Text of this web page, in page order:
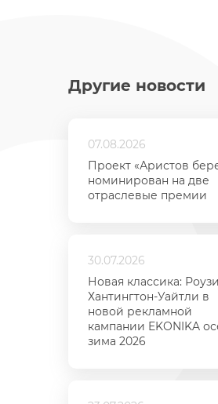
Другие новости
07.08.2026
Проект «Аристов
номинирован на две
отраслевые премии
30.07.2026
Новая классика: Роузи
Хантингтон-Уайтли в
новой рекламной
кампании EKONIKA
зима 2026